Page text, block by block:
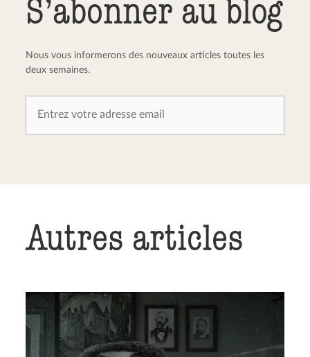
S’abonner au blog
Nous vous informerons des nouveaux articles toutes les
deux semaines.
Autres articles